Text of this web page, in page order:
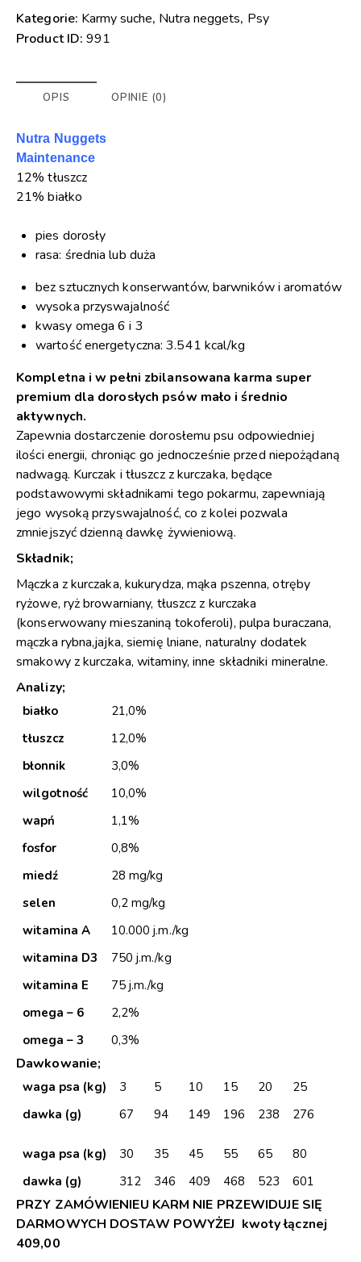
Kategorie: Karmy suche, Nutra neggets, Psy
Product ID:991
OPIS OPINIE (0)
Nutra Nuggets
Maintenance
12% tłuszcz
21% białko
pies dorosły
rasa: średnia lub duża
bez sztucznych konserwantów, barwników i aromatów
wysoka przyswajalność
kwasy omega 6 i 3
wartość energetyczna: 3.541 kcal/kg
Kompletna i w pełni zbilansowana karma super
premium dla dorosłych psów mało i średnio
aktywnych.
Zapewnia dostarczenie dorosłemu psu odpowiedniej
ilości energii, chroniąc go jednocześnie przed niepożądaną
nadwagą. Kurczak i tłuszcz z kurczaka, będące
podstawowymi składnikami tego pokarmu, zapewniają
jego wysoką przyswajalność, co z kolei pozwala
zmniejszyć dzienną dawkę żywieniową.
Składnik;
Mączka z kurczaka, kukurydza, mąka pszenna, otręby
ryżowe, ryż browarniany, tłuszcz z kurczaka
(konserwowany mieszaniną tokoferoli), pulpa buraczana,
mączka rybna,jajka, siemię lniane, naturalny dodatek
smakowy z kurczaka, witaminy, inne składniki mineralne.
Analizy;
białko
21,0%
tłuszcz
12,0%
błonnik
3,0%
wilgotność
10,0%
wapń
1,1%
fosfor
0,8%
miedź
28 mg/kg
selen
0,2 mg/kg
witamina A
10.000 j.m./kg
witamina D3
750 j.m./kg
witamina E
75 j.m./kg
omega – 6
2,2%
omega – 3
0,3%
Dawkowanie;
waga psa (kg) 3 5 10 15 20
25
dawka (g)
67 94 149 196 238 276
waga psa (kg) 30 35 45 55 65
80
dawka (g)
312 346 409 468 523 601
PRZY ZAMÓWIENIEU KARM NIE PRZEWIDUJE SIĘ
DARMOWYCH DOSTAW POWYŻEJ kwoty łącznej
409,00